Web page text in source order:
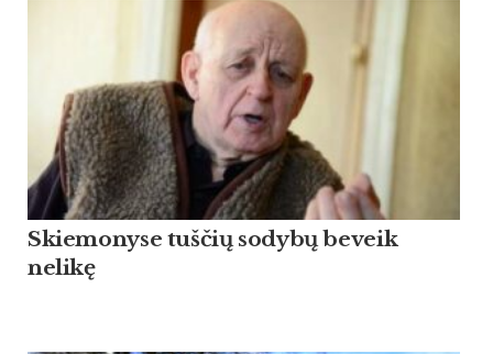
Skiemonyse tuščių sodybų beveik
nelikę